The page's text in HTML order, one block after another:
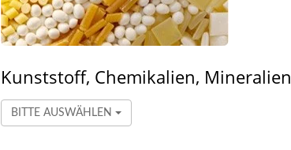
Kunststoff, Chemikalien, Mineralien
BITTE AUSWÄHLEN